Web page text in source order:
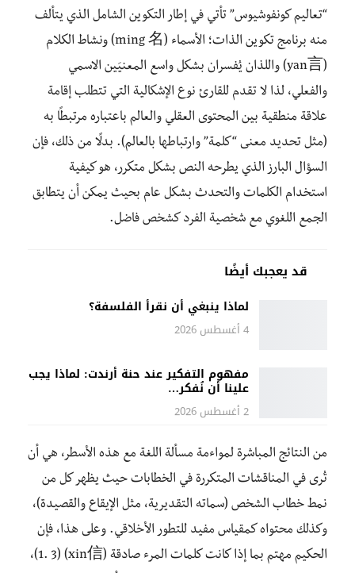
“تعاليم كونفوشيوس” تأتي في إطار التكوين الشامل الذي يتألف
منه برنامج تكوين الذات؛ الأسماء (ming 名) ونشاط الكلام
(yan言) واللذان يُفسران بشكل واسع المعنيَين الاسمي
والفعلي، لذا لا تقدم للقارئ نوع الإشكالية التي تتطلب إقامة
علاقة منطقية بين المحتوى العقلي والعالم باعتباره مرتبطًا به
(مثل تحديد معنى “كلمة” وارتباطها بالعالم). بدلًا من ذلك، فإن
السؤال البارز الذي يطرحه النص بشكل متكرر، هو كيفية
استخدام الكلمات والتحدث بشكل عام بحيث يمكن أن يتطابق
الجمع اللغوي مع شخصية الفرد كشخص فاضل.
قد يعجبك أيضًا
لماذا ينبغي أن نقرأ الفلسفة؟
4 أغسطس 2026
مفهوم التفكير عند حنة أرندت: لماذا يجب
علينا أن نُفكر…
2 أغسطس 2026
من النتائج المباشرة لمواءمة مسألة اللغة مع هذه الأسطر، هي أن
تُرى في المناقشات المتكررة في الخطابات حيث يظهر كل من
نمط خطاب الشخص (سماته التقديرية، مثل الإيقاع والقصيدة)،
وكذلك محتواه كمقياس مفيد للتطور الأخلاقي. وعلى هذا، فإن
الحكيم مهتم بما إذا كانت كلمات المرء صادقة (xin信) (1. 3)،